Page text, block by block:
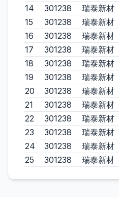
14
301238 瑞泰新材
15
301238 瑞泰新材
16
301238 瑞泰新材
17
301238 瑞泰新材
18
301238 瑞泰新材
19
301238 瑞泰新材
20
301238 瑞泰新材
21
301238 瑞泰新材
22
301238 瑞泰新材
23
301238 瑞泰新材
24
301238 瑞泰新材
25
301238 瑞泰新材